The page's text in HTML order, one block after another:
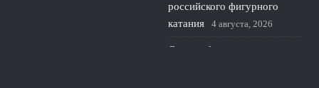
российского фигурного
катания
4 августа, 2026
Сезон в фигурном катании